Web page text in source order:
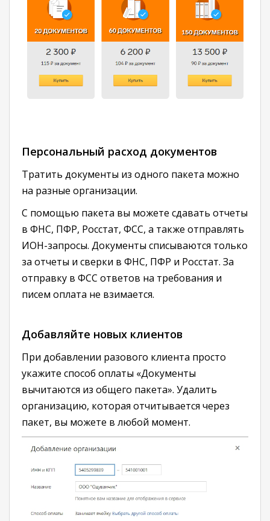
Персональный расход документов
Тратить документы из одного пакета можно
на разные организации.
С помощью пакета вы можете сдавать отчеты
в ФНС, ПФР, Росстат, ФСС, а также отправлять
ИОН-запросы. Документы списываются только
за отчеты и сверки в ФНС, ПФР и Росстат. За
отправку в ФСС ответов на требования и
писем оплата не взимается.
Добавляйте новых клиентов
При добавлении разового клиента просто
укажите способ оплаты «Документы
вычитаются из общего пакета». Удалить
организацию, которая отчитывается через
пакет, вы можете в любой момент.